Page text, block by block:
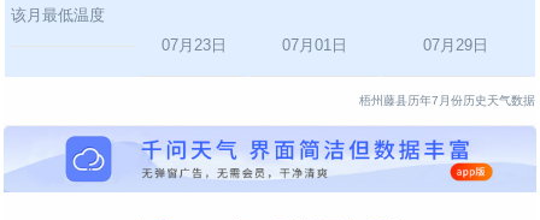
该月最低温度
07月23日 07月01日 07月29日
梧州藤县历年7月份历史天气数据